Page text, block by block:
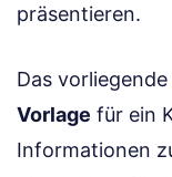
präsentieren.
Das
Vorlage für ein
Informationen